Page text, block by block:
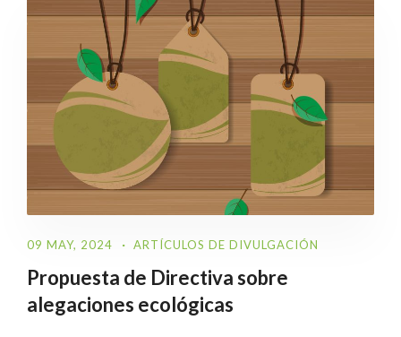
09 MAY, 2024 ARTÍCULOS DE DIVULGACIÓN
Propuesta de Directiva sobre
alegaciones ecológicas